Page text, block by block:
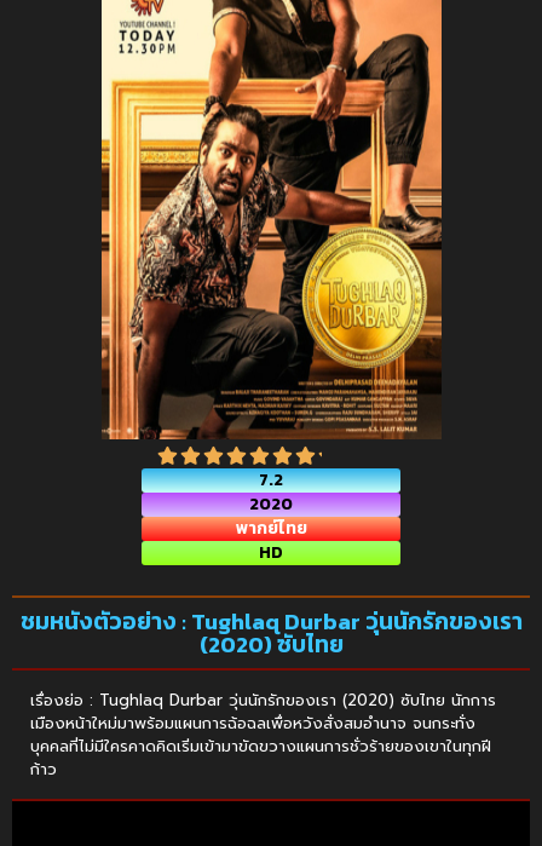
7.2
2020
พากย์ไทย
HD
ชมหนังตัวอย่าง : Tughlaq Durbar วุ่นนักรักของเรา
(2020) ซับไทย
เรื่องย่อ : Tughlaq Durbar วุ่นนักรักของเรา (2020) ซับไทย นักการ
เมืองหน้าใหม่มาพร้อมแผนการฉ้อฉลเพื่อหวังสั่งสมอำนาจ จนกระทั่ง
บุคคลที่ไม่มีใครคาดคิดเริ่มเข้ามาขัดขวางแผนการชั่วร้ายของเขาในทุกฝี
ก้าว